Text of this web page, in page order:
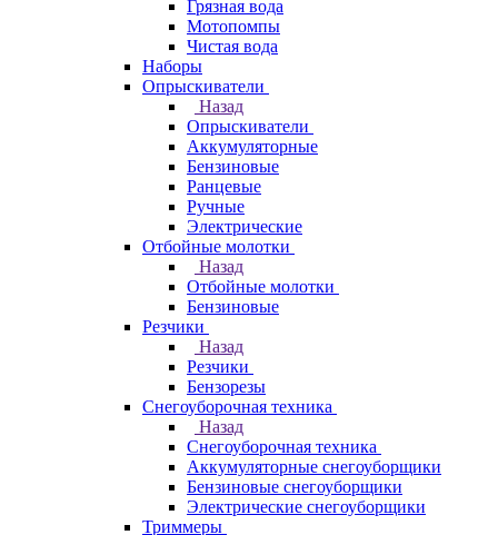
Грязная вода
Мотопомпы
Чистая вода
Наборы
Опрыскиватели
Назад
Опрыскиватели
Аккумуляторные
Бензиновые
Ранцевые
Ручные
Электрические
Отбойные молотки
Назад
Отбойные молотки
Бензиновые
Резчики
Назад
Резчики
Бензорезы
Снегоуборочная техника
Назад
Снегоуборочная техника
Аккумуляторные снегоуборщики
Бензиновые снегоуборщики
Электрические снегоуборщики
Триммеры